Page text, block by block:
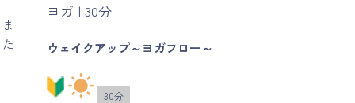
ヨガ | 30分
ウェイクアップ～ヨガフロー～
30分